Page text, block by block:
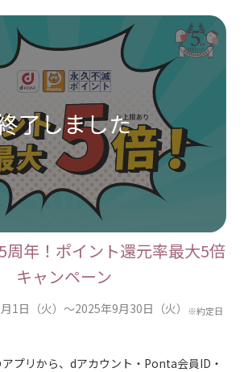
周年！ポイント還元率最大5倍
キャンペーン
1日（火）～2025年9月30日（火）
※約定日
プリから、dアカウント・Ponta会員ID・